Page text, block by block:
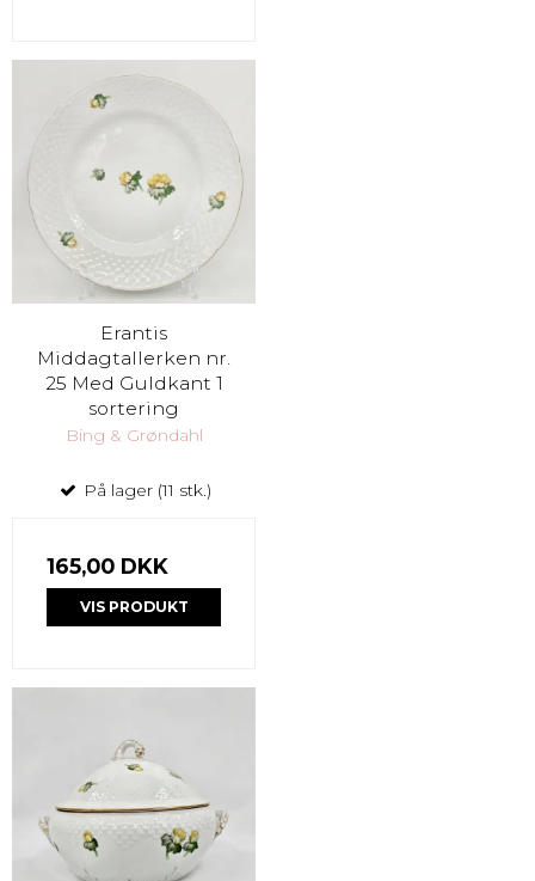
Erantis
Middagtallerken nr.
25 Med Guldkant 1
sortering
Bing & Grøndahl
På lager (11 stk.)
165,00 DKK
VIS PRODUKT